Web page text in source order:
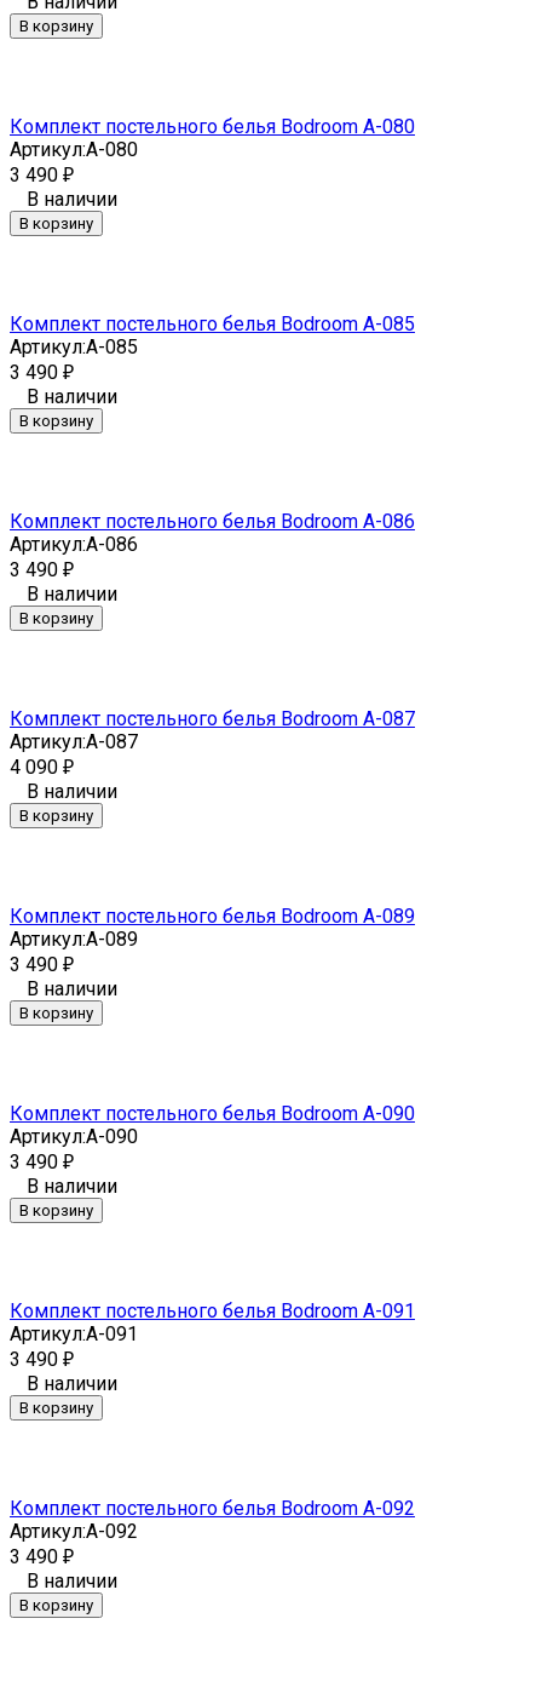
В корзину
Комплект постельного белья Bodroom A-080
Артикул:A-080
3 490 ₽
В наличии
В корзину
Комплект постельного белья Bodroom A-085
Артикул:A-085
3 490 ₽
В наличии
В корзину
Комплект постельного белья Bodroom A-086
Артикул:A-086
3 490 ₽
В наличии
В корзину
Комплект постельного белья Bodroom A-087
Артикул:A-087
4 090 ₽
В наличии
В корзину
Комплект постельного белья Bodroom A-089
Артикул:A-089
3 490 ₽
В наличии
В корзину
Комплект постельного белья Bodroom A-090
Артикул:A-090
3 490 ₽
В наличии
В корзину
Комплект постельного белья Bodroom A-091
Артикул:A-091
3 490 ₽
В наличии
В корзину
Комплект постельного белья Bodroom A-092
Артикул:A-092
3 490 ₽
В наличии
В корзину